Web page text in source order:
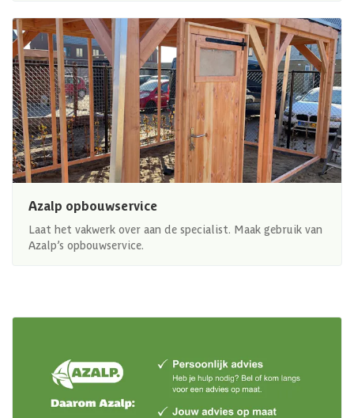
Azalp opbouwservice
Laat het vakwerk over aan de specialist. Maak gebruik van
Azalp’s opbouwservice.